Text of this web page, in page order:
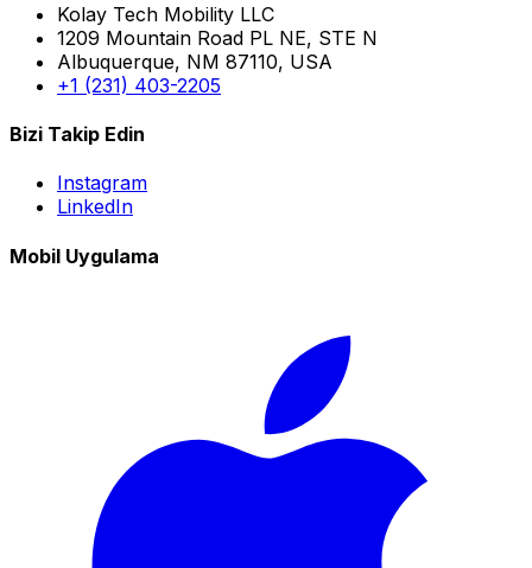
Kolay Tech Mobility LLC
1209 Mountain Road PL NE, STE N
Albuquerque, NM 87110, USA
+1 (231) 403-2205
Bizi Takip Edin
Instagram
LinkedIn
Mobil Uygulama